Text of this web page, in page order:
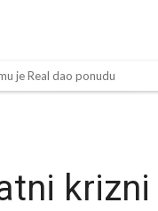
je Real dao ponudu
krizni